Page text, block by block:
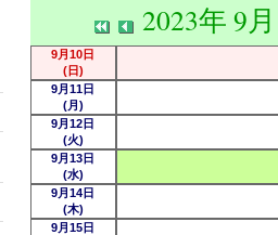
2023年 9
9月10日
(日)
9月11日
(月)
9月12日
(火)
9月13日
(水)
9月14日
(木)
9月15日